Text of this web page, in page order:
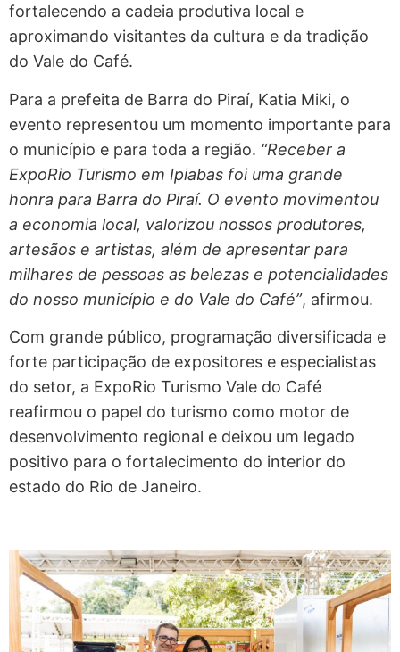
fortalecendo a cadeia produtiva local e
aproximando visitantes da cultura e da tradição
do Vale do Café.
Para a prefeita de Barra do Piraí, Katia Miki, o
evento representou um momento importante para
o município e para toda a região. “Receber a
ExpoRio Turismo em Ipiabas foi uma grande
honra para Barra do Piraí. O evento movimentou
a economia local, valorizou nossos produtores,
artesãos e artistas, além de apresentar para
milhares de pessoas as belezas e potencialidades
do nosso município e do Vale do Café”, afirmou.
Com grande público, programação diversificada e
forte participação de expositores e especialistas
do setor, a ExpoRio Turismo Vale do Café
reafirmou o papel do turismo como motor de
desenvolvimento regional e deixou um legado
positivo para o fortalecimento do interior do
estado do Rio de Janeiro.